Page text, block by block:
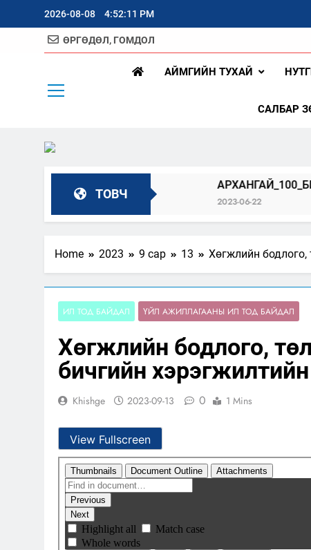
2026-08-08 4:52:12 PM
ӨРГӨДӨЛ, ГОМДОЛ
АЙМГИЙН ТУХАЙ
САЛБАР
ТОВЧ
2023-06-22
Home 2023 9 сар 13 Хөгжлийн бодлого,
ИЛ ТОД БАЙДАЛ ҮЙЛ АЖИЛЛАГААНЫ ИЛ ТОД БАЙДАЛ
Хөгжлийн бодлого,
бичгийн
Khishge 2023-09-13 0 1 Mins
View Fullscreen